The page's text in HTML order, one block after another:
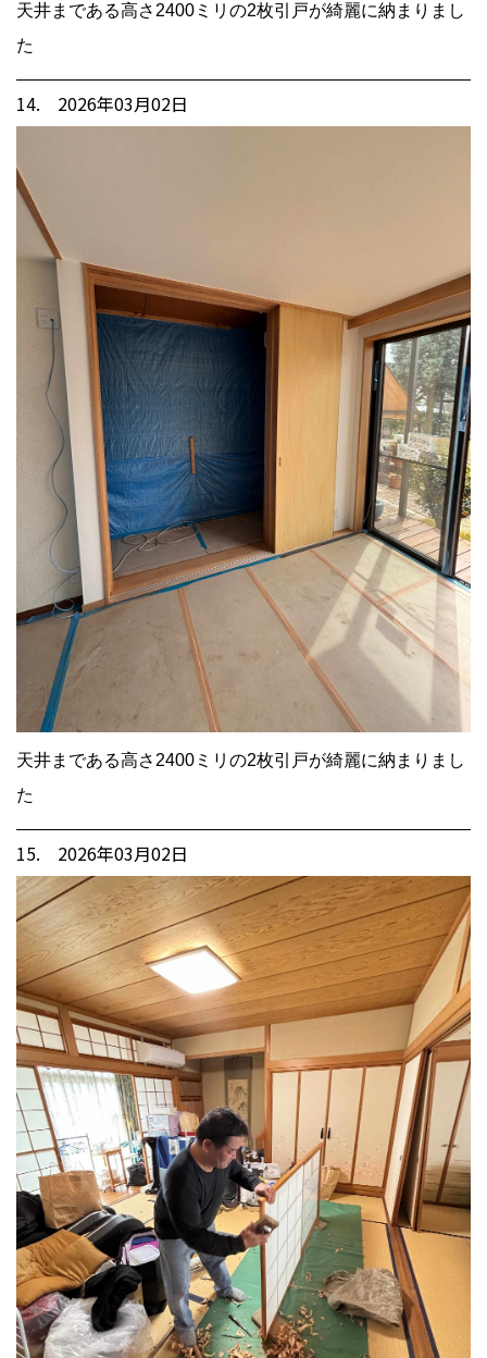
天井まである高さ2400ミリの2枚引戸が綺麗に納まりまし
た
14. 2026年03月02日
天井まである高さ2400ミリの2枚引戸が綺麗に納まりまし
た
15. 2026年03月02日